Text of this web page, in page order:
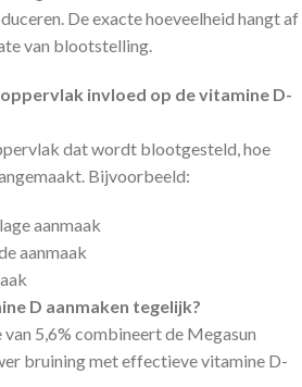
De exacte hoeveelheid hangt af
van blootstelling.
invloed op de vitamine D-
dat wordt blootgesteld, hoe
Bijvoorbeeld:
aanmaak
aanmaak
D aanmaken tegelijk?
5,6% combineert de Megasun
bruining met effectieve vitamine D-